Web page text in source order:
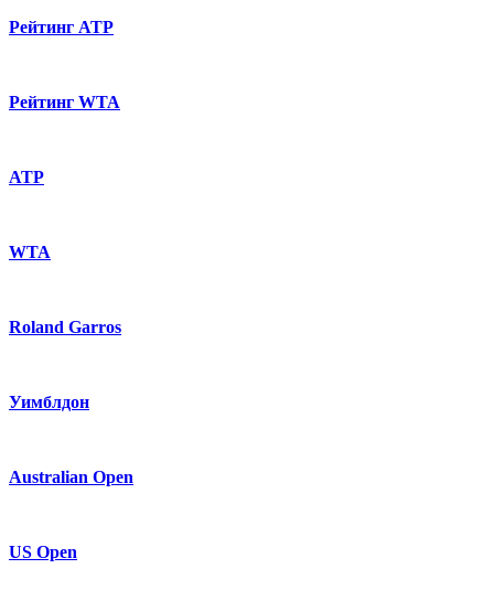
Рейтинг ATP
Рейтинг WTA
ATP
WTA
Roland Garros
Уимблдон
Australian Open
US Open